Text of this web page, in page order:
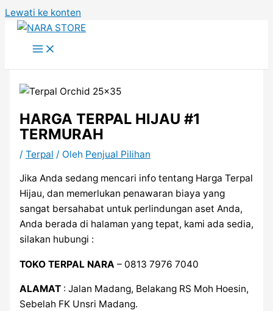
Lewati ke konten
HARGA TERPAL HIJAU #1
TERMURAH
/ Terpal / Oleh Penjual Pilihan
Jika Anda sedang mencari info tentang Harga Terpal
Hijau, dan memerlukan penawaran biaya yang
sangat bersahabat untuk perlindungan aset Anda,
Anda berada di halaman yang tepat, kami ada sedia,
silakan hubungi :
TOKO TERPAL NARA – 0813 7976 7040
ALAMAT: Jalan Madang, Belakang RS Moh Hoesin,
Sebelah FK Unsri Madang.